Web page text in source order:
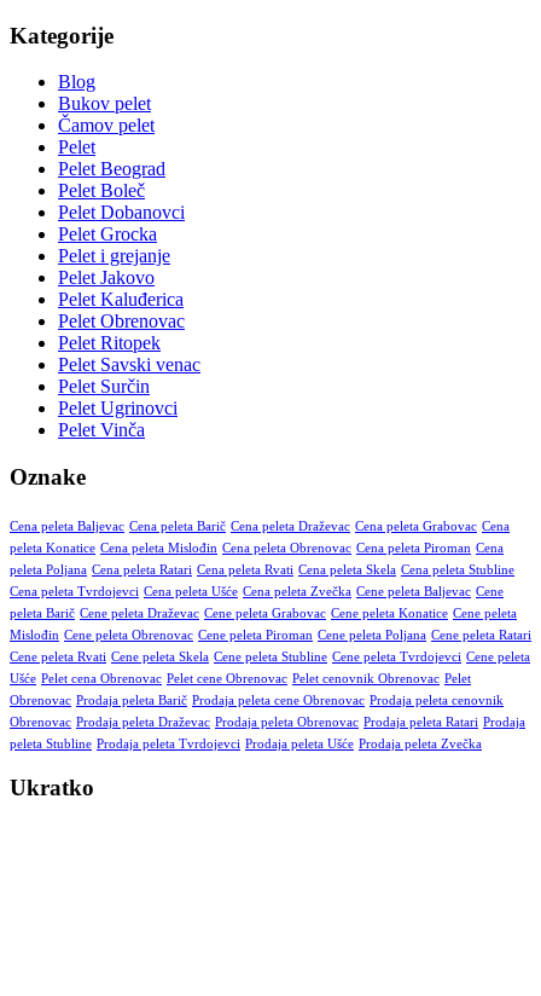
Kategorije
Blog
Bukov pelet
Čamov pelet
Pelet
Pelet Beograd
Pelet Boleč
Pelet Dobanovci
Pelet Grocka
Pelet i grejanje
Pelet Jakovo
Pelet Kaluđerica
Pelet Obrenovac
Pelet Ritopek
Pelet Savski venac
Pelet Surčin
Pelet Ugrinovci
Pelet Vinča
Oznake
Cena peleta Baljevac Cena peleta Barič Cena peleta Draževac Cena peleta Grabovac Cena
peleta Konatice Cena peleta Mislođin Cena peleta Obrenovac Cena peleta Piroman Cena
peleta Poljana Cena peleta Ratari Cena peleta Rvati Cena peleta Skela Cena peleta Stubline
Cena peleta Tvrdojevci Cena peleta Ušće Cena peleta Zvečka Cene peleta Baljevac Cene
peleta Barič Cene peleta Draževac Cene peleta Grabovac Cene peleta Konatice Cene peleta
Mislođin Cene peleta Obrenovac Cene peleta Piroman Cene peleta Poljana Cene peleta Ratari
Cene peleta Rvati Cene peleta Skela Cene peleta Stubline Cene peleta Tvrdojevci Cene peleta
Ušće Pelet cena Obrenovac Pelet cene Obrenovac Pelet cenovnik Obrenovac Pelet
Obrenovac Prodaja peleta Barič Prodaja peleta cene Obrenovac Prodaja peleta cenovnik
Obrenovac Prodaja peleta Draževac Prodaja peleta Obrenovac Prodaja peleta Ratari Prodaja
peleta Stubline Prodaja peleta Tvrdojevci Prodaja peleta Ušće Prodaja peleta Zvečka
Ukratko